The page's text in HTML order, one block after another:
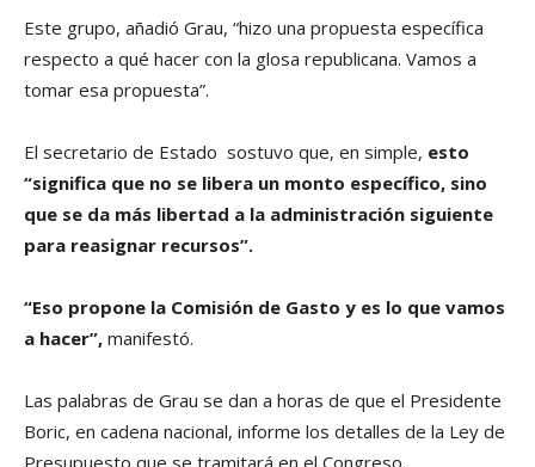
Este grupo, añadió Grau, “hizo una propuesta específica
respecto a qué hacer con la glosa republicana. Vamos a
tomar esa propuesta”.
El secretario de Estado sostuvo que, en simple, esto
“significa que no se libera un monto específico, sino
que se da más libertad a la administración siguiente
para reasignar recursos”.
“Eso propone la Comisión de Gasto y es lo que vamos
a hacer”, manifestó.
Las palabras de Grau se dan a horas de que el Presidente
Boric, en cadena nacional, informe los detalles de la Ley de